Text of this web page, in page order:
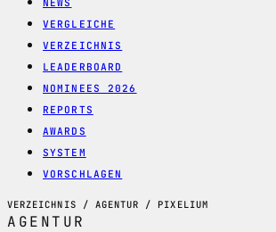
NEWS
VERGLEICHE
VERZEICHNIS
LEADERBOARD
NOMINEES 2026
REPORTS
AWARDS
SYSTEM
VORSCHLAGEN
VERZEICHNIS / AGENTUR / PIXELIUM
AGENTUR